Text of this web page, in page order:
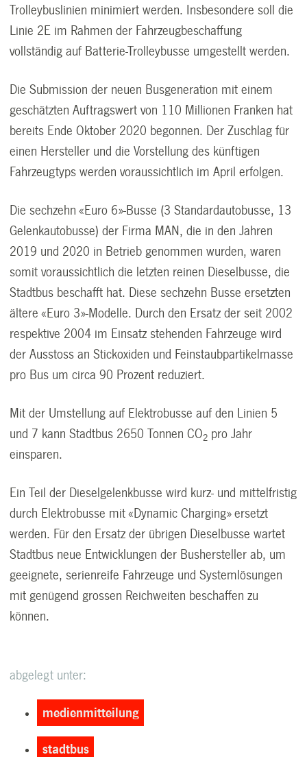
Trolleybuslinien minimiert werden. Insbesondere soll die
Linie 2E im Rahmen der Fahrzeugbeschaffung
vollständig auf Batterie-Trolleybusse umgestellt werden.
Die Submission der neuen Busgeneration mit einem
geschätzten Auftragswert von 110 Millionen Franken hat
bereits Ende Oktober 2020 begonnen. Der Zuschlag für
einen Hersteller und die Vorstellung des künftigen
Fahrzeugtyps werden voraussichtlich im April erfolgen.
Die sechzehn «Euro 6»-Busse (3 Standardautobusse, 13
Gelenkautobusse) der Firma MAN, die in den Jahren
2019 und 2020 in Betrieb genommen wurden, waren
somit voraussichtlich die letzten reinen Dieselbusse, die
Stadtbus beschafft hat. Diese sechzehn Busse ersetzten
ältere «Euro 3»-Modelle. Durch den Ersatz der seit 2002
respektive 2004 im Einsatz stehenden Fahrzeuge wird
der Ausstoss an Stickoxiden und Feinstaubpartikelmasse
pro Bus um circa 90 Prozent reduziert.
Mit der Umstellung auf Elektrobusse auf den Linien 5
und 7 kann Stadtbus 2650 Tonnen CO2 pro Jahr
einsparen.
Ein Teil der Dieselgelenkbusse wird kurz- und mittelfristig
durch Elektrobusse mit «Dynamic Charging» ersetzt
werden. Für den Ersatz der übrigen Dieselbusse wartet
Stadtbus neue Entwicklungen der Bushersteller ab, um
geeignete, serienreife Fahrzeuge und Systemlösungen
mit genügend grossen Reichweiten beschaffen zu
können.
abgelegt unter:
medienmitteilung
stadtbus